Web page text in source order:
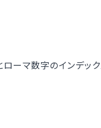
ーマ数字のインデッ